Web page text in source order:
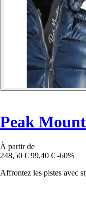
Peak
À partir de
248,50 € 99,40 € -60%
Affrontez les pistes avec